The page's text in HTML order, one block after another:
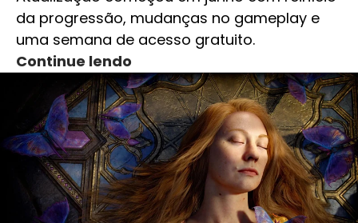
da progressão, mudanças no gameplay e
uma semana de acesso gratuito.
Continue lendo